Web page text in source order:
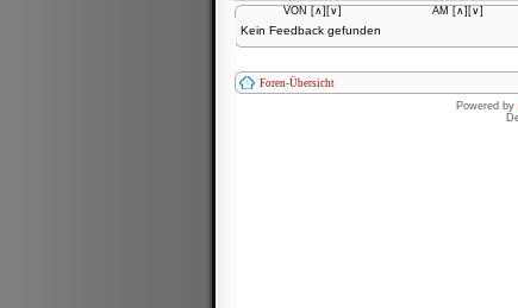
VON [∧] [∨] AM [∧] [∨]
Kein Feedback gefunden
Foren-Übersicht
Powered by